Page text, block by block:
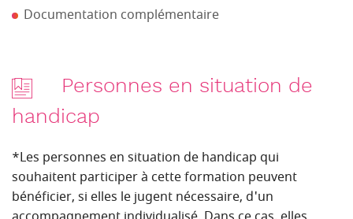
Documentation complémentaire
Personnes en situation de
handicap
*Les personnes en situation de handicap qui
souhaitent participer à cette formation peuvent
bénéficier, si elles le jugent nécessaire, d'un